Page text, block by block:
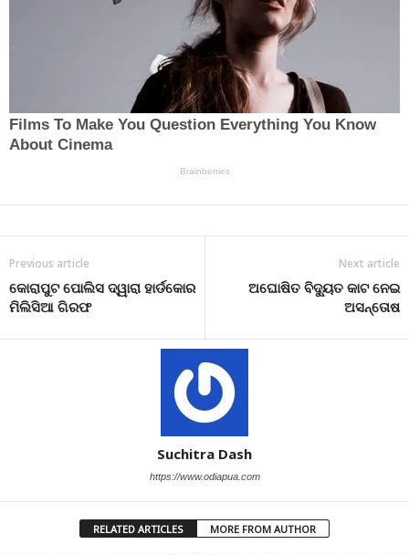
Previous article
କୋରାପୁଟ ପୋଲିସ ଦ୍ୱାରା ହାର୍ଡକୋର
ମିଲିସିଆ ଗିରଫ
Next article
ଅଘୋଷିତ ବିଦ୍ୟୁତ କାଟ ନେଇ
ଅସନ୍ତୋଷ
Suchitra Dash
https://www.odiapua.com
RELATED ARTICLES MORE FROM AUTHOR